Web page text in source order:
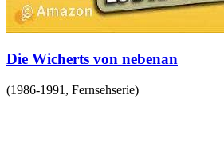
Die Wicherts von nebenan
(1986-1991 , Fernsehserie)